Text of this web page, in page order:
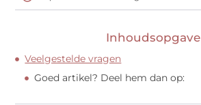
Inhoudsopgave
Veelgestelde vragen
Goed artikel? Deel hem dan op: